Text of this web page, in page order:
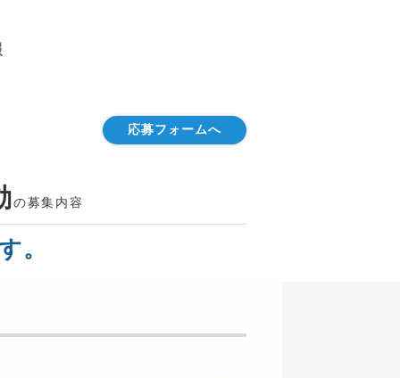
応募フォームへ
の募集内容
。